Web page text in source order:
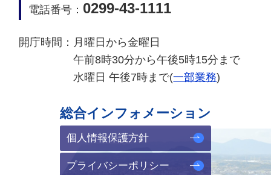
電話番号： 0299-43-1111
開庁時間： 月曜日から金曜日
午前8時30分から午後5時15分まで
水曜日 午後7時まで(一部業務)
総合インフォメーション
個人情報保護方針
プライバシーポリシー